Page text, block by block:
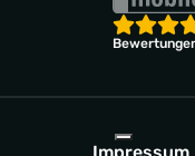
Impressum